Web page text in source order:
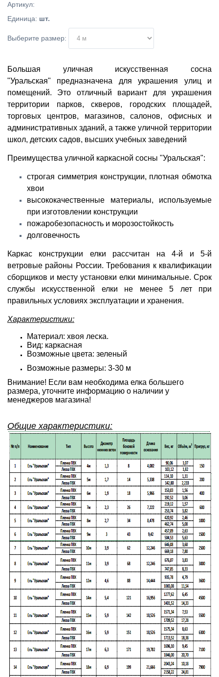
Артикул:
Единица: шт.
Выберите размер:
Большая уличная искусственная сосна
"Уральская" предназначена для украшения улиц и
помещений. Это отличный вариант для украшения
территории парков, скверов, городских площадей,
торговых центров, магазинов, салонов, офисных и
административных зданий, а также уличной территории
школ, детских садов, высших учебных заведений
Преимущества уличной каркасной сосны "Уральская":
строгая симметрия конструкции, плотная обмотка
хвои
высококачественные материалы, используемые
при изготовлении конструкции
пожаробезопасность и морозостойкость
долговечность
Каркас конструкции елки расcчитан на 4-й и 5-й
ветровые районы России. Требования к квалификации
сборщиков и месту установки елки минимальные. Срок
службы искусственной елки не менее 5 лет при
правильных условиях эксплуатации и хранения.
Характеристики:
Материал: хвоя леска.
Вид: каркасная
Возможные цвета: зеленый
Возможные размеры: 3-30 м
Внимание! Если вам необходима елка большего
размера, уточните информацию о наличии у
менеджеров магазина!
Общие характеристики: